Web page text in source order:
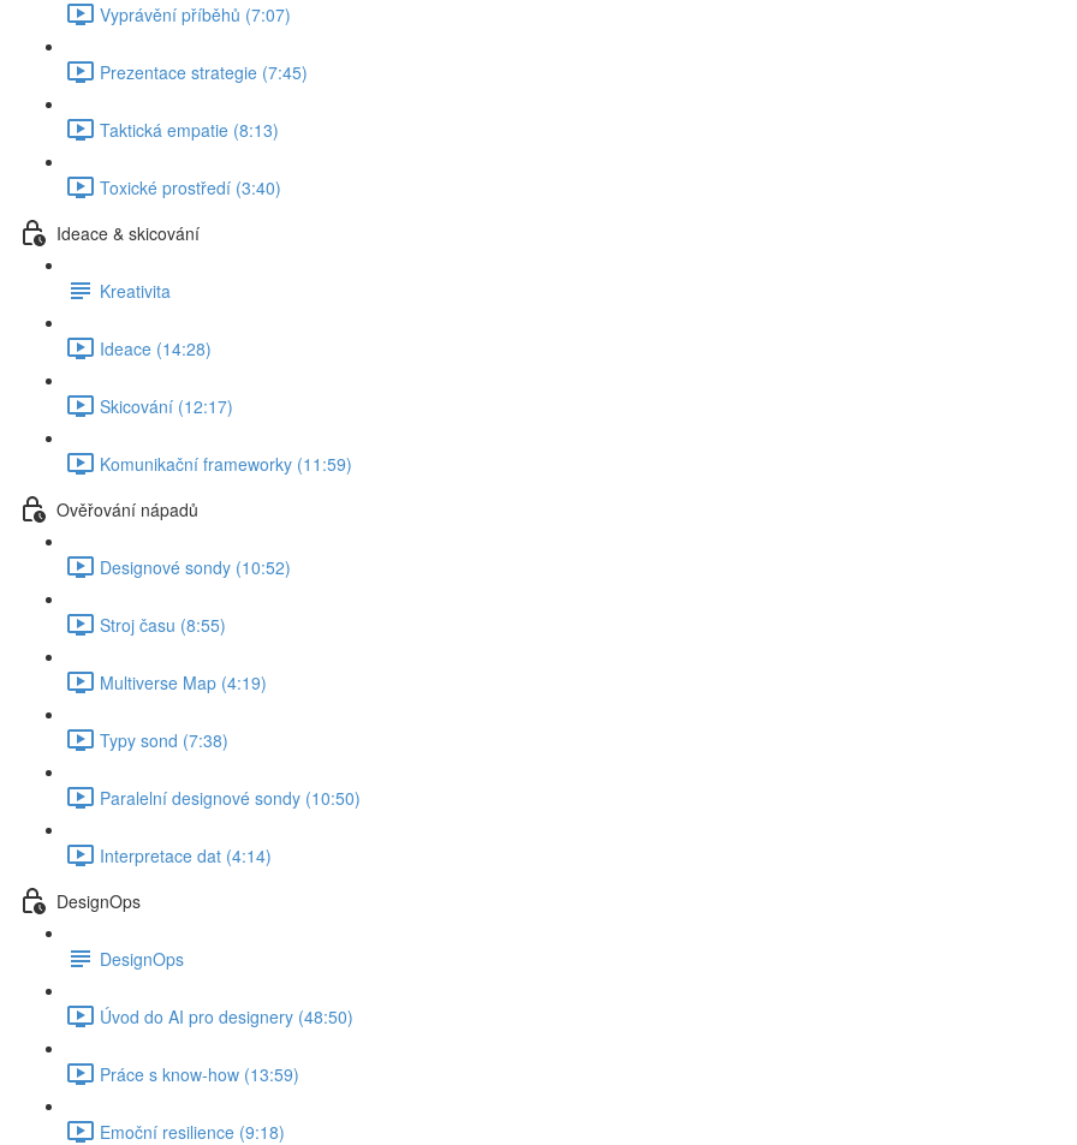
Vyprávění příběhů (7:07)
Prezentace strategie (7:45)
Taktická empatie (8:13)
Toxické prostředí (3:40)
Ideace & skicování
Kreativita
Ideace (14:28)
Skicování (12:17)
Komunikační frameworky (11:59)
Ověřování nápadů
Designové sondy (10:52)
Stroj času (8:55)
Multiverse Map (4:19)
Typy sond (7:38)
Paralelní designové sondy (10:50)
Interpretace dat (4:14)
DesignOps
DesignOps
Úvod do AI pro designery (48:50)
Práce s know-how (13:59)
Emoční resilience (9:18)